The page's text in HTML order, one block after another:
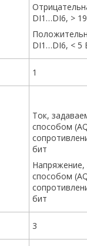
DI1…DI6, >
DI1…DI6, < 5
1
Ток,
способом
бит
способом
бит
3